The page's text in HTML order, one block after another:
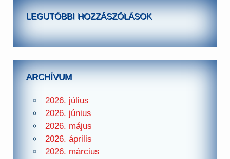
LEGUTÓBBI HOZZÁSZÓLÁSOK
ARCHÍVUM
2026. július
2026. június
2026. május
2026. április
2026. március